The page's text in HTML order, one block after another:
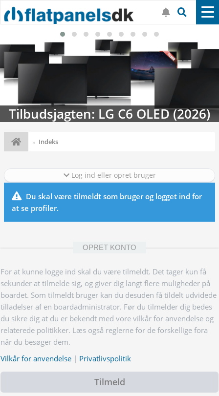
Tilbudsjagten: LG C6 OLED (2026)
Indeks
Log ind eller opret bruger
Du skal være tilmeldt som bruger og logget ind for
at se profiler.
OPRET KONTO
For at kunne logge ind skal du være tilmeldt. Det tager kun få
sekunder at tilmelde sig, og giver dig langt flere muligheder på
boardet. Som tilmeldt bruger kan du desuden få tildelt udvidede
tilladelser af en boardadministrator. Før du tilmelder dig bedes
du sikre dig at du er bekendt med vore vilkår for anvendelse og
relaterede politikker. Læs også reglerne for de forskellige fora
når du besøger dem.
Vilkår for anvendelse | Privatlivspolitik
Tilmeld